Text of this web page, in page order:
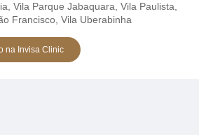
Vila Parque Jabaquara, Vila Paulista,
Francisco, Vila Uberabinha
na Invisa Clinic